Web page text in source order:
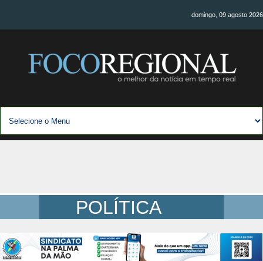
domingo, 09 agosto 2026
POLÍTICA